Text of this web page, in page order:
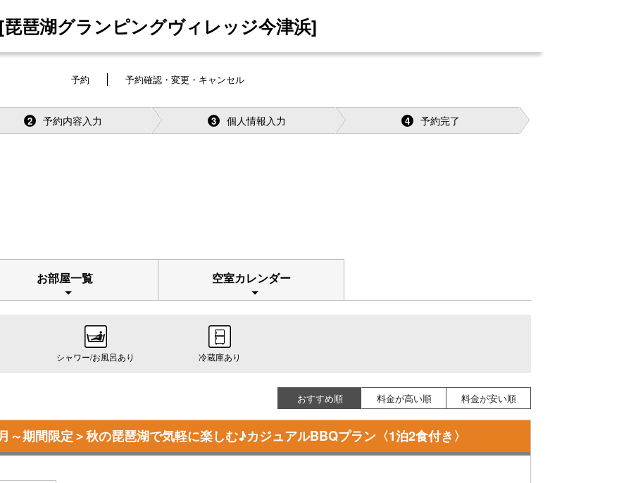
[琵琶湖グランピングヴィレッジ今津浜]
予約 予約確認・変更・キャンセル
2 予約内容入力 3 個人情報入力 4 予約完了
お部屋一覧 空室カレンダー
シャワー/お風呂あり 冷蔵庫あり
おすすめ順 料金が高い順 料金が安い順
～期間限定＞秋の琵琶湖で気軽に楽しむ♪カジュアルBBQプラン〈1泊2食付き〉